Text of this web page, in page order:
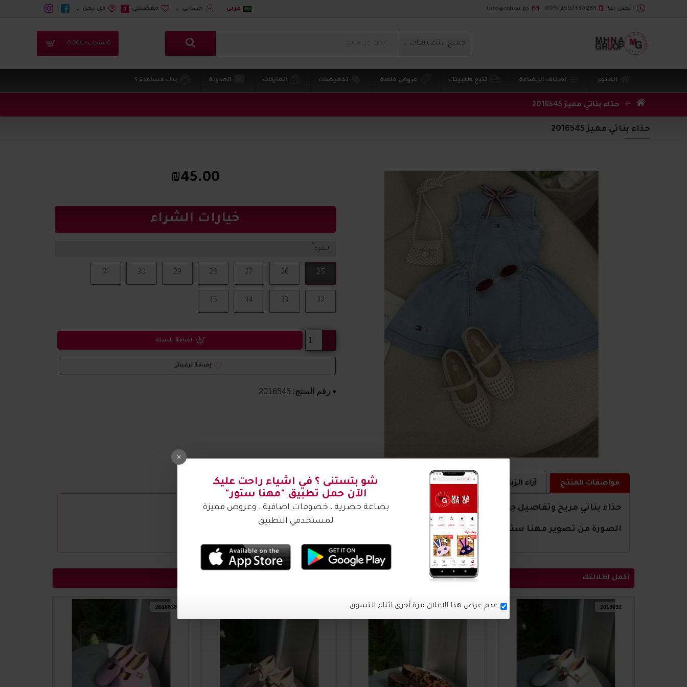
اتصل بنا 00972597330283
info@mhna.ps عربي حسابي مفضلتي 0 من نحن
جميع التصنيفات 0 منتجات - ₪0.00
المتجر اصناف البضاعة تتبع طلبيتك عروض خاصة تخفيضات الماركات المدونة بدك مساعدة ؟
حذاء بناتي مميز 2016545
حذاء بناتي مميز 2016545
رقم المنتج: 2016545
₪45.00
خيارات الشراء
النمرة
25
26
27
28
29
30
31
32
33
34
35
اضافة للسلة
إضافة لرغباتي
مواصفات المنتج آراء الزبائن كيف اشتري ؟
حذاء بناتي مريح وتفاصيل جميلة
الصورة من تصوير مهنا ستور
اكمل اطلالتك
2016632
2016633
2016636